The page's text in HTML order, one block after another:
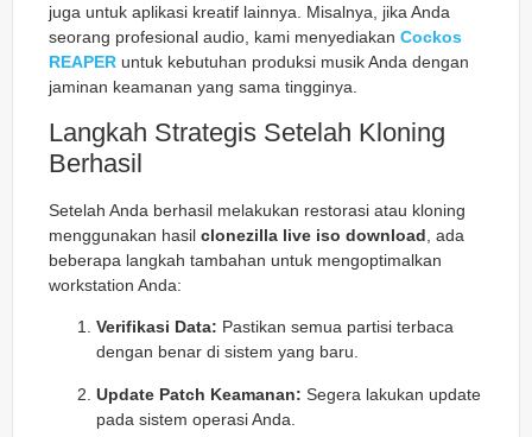
juga untuk aplikasi kreatif lainnya. Misalnya, jika Anda
seorang profesional audio, kami menyediakan Cockos
REAPER untuk kebutuhan produksi musik Anda dengan
jaminan keamanan yang sama tingginya.
Langkah Strategis Setelah Kloning
Berhasil
Setelah Anda berhasil melakukan restorasi atau kloning
menggunakan hasil clonezilla live iso download , ada
beberapa langkah tambahan untuk mengoptimalkan
workstation Anda:
Verifikasi Data: Pastikan semua partisi terbaca
dengan benar di sistem yang baru.
Update Patch Keamanan: Segera lakukan update
pada sistem operasi Anda.